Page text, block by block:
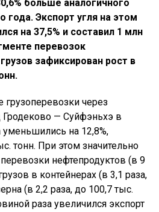
больше аналогичного
года. Экспорт угля на этом
на 37,5% и составил 1 млн
перевозок
зафиксирован рост в
через
Гродеково — Суйфэньхэ в
на 12,8%,
тонн. При этом значительно
нефтепродуктов (в 9
в контейнерах (в 3,1 раза,
(в 2,2 раза, до 100,7 тыс.
раза увеличился экспорт